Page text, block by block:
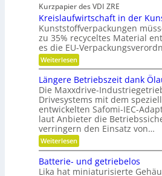
e
s
c
h
a
f
f
u
n
g
e
r
k
e
n
n
e
e
s
H
y
b
r
i
d
-
K
u
g
e
l
l
a
g
e
r
h
n
e
l
l
g
e
n
a
u
p
o
s
i
t
i
o
n
i
e
Kurzpapier des VDI ZRE
Kreislaufwirtschaft in der
Kunststoffverpackungen
zu 35% recyceltes Material
es die EU-
Weiterlesen:
K
r
e
i
s
l
a
u
f
w
i
r
t
Längere Betriebszeit dank
Die Maxxdrive-
Drivesystems mit dem
entwickelten Safomi-IEC-
laut Anbieter die
verringern den Einsatz von…
Weiterlesen:
L
n
g
Batterie- und getriebelos
Lika hat miniaturisierte